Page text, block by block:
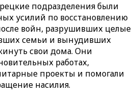
подразделения были
усилий по восстановлению
войн, разрушивших целые
семьи и вынудивших
свои дома. Они
работах,
проекты и помогали
насилия.